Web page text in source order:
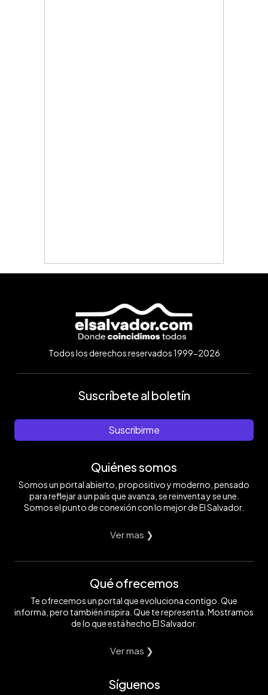
Todos los derechos reservados 1999-2026
Suscríbete al boletín
Suscribirme
Quiénes somos
Somos un portal abierto, propositivo y moderno, pensado
para reflejar a un país que avanza, se reinventa y se une.
Somos el punto de conexión con lo mejor de El Salvador.
Ver mas ❯
Qué ofrecemos
Te ofrecemos un portal que evoluciona contigo. Que
informa, pero también inspira. Que te representa. Mostramos
de lo que está hecho El Salvador.
Ver mas ❯
Síguenos